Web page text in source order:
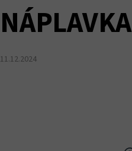
NÁPLAVKA
11.12.2024